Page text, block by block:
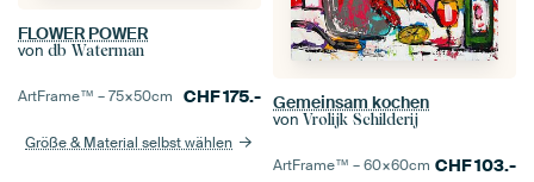
FLOWER POWER
von db Waterman
ArtFrame™ –75×50cm CHF175.-
Größe & Material selbst wählen
Gemeinsam kochen
von Vrolijk Schilderij
ArtFrame™ –60×60cm CHF103.-